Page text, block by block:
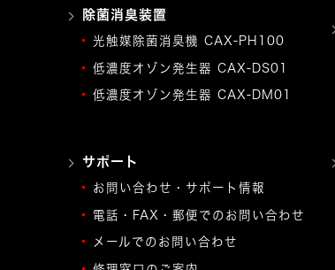
除菌消臭装置
光触媒除菌消臭機 CAX-PH100
低濃度オゾン発生器 CAX-DS01
低濃度オゾン発生器 CAX-DM01
サポート
お問い合わせ・サポート情報
電話・FAX・郵便でのお問い合わせ
メールでのお問い合わせ